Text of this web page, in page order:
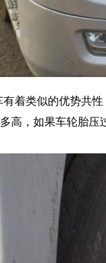
有着类似的优势共
高，如果车轮胎压